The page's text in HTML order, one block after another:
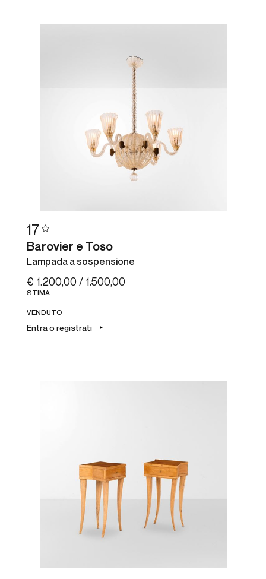
17
Barovier e Toso
Lampada a sospensione
€ 1.200,00 / 1.500,00
STIMA
VENDUTO
Entra o registrati